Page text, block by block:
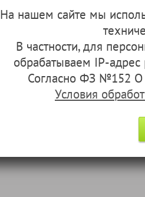
На нашем сайте мы
В частности, для
обрабатываем IP-
Согласно ФЗ №152 О
Условия